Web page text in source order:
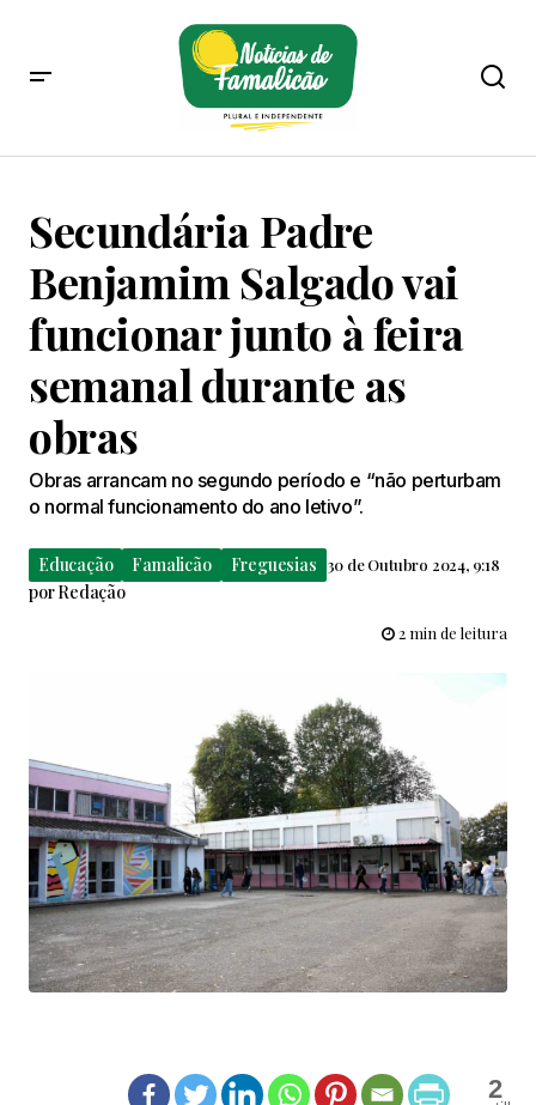
Secundária Padre
Benjamim Salgado vai
funcionar junto à feira
semanal durante as
obras
Obras arrancam no segundo período e “não perturbam
o normal funcionamento do ano letivo”.
Educação Famalicão Freguesias 30 de Outubro 2024, 9:18
porRedação
2 min de leitura
2